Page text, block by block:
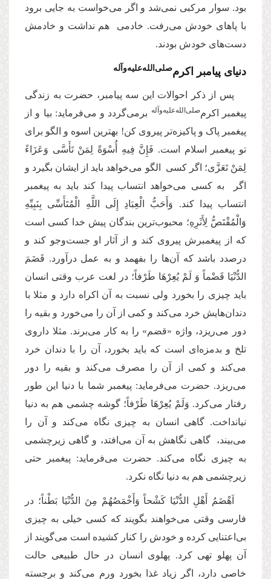
بود. سوار مرکبی نمی‌شد و اگر می‌خواست به جایی برود
با پاهای خودش می‌رفت. خادمی هم نداشت و خادمش
دست‌های خودش بودند.
دنیای پیامبر اکرم‌صلی‌الله‌علیه‌وآله
پس از ذکر احوالات این سه پیامبر، حضرت به زندگی
پیغمبر اکرم‌صلی‌الله‌علیه‌وآله برمی‌گردد و می‌فرماید: بیا و از
پیغمبر پاک و پاکیزه‌تر پیروی کن! بهترین اسوه و الگو برای
تو پیغمبر اسلام است. فَإِنَّ فِیهِ أُسْوَةً لِمَنْ تَأَسَّى وَعَزَاءً
لِمَنْ تَعَزَّى؛ اگر کسی الگو می‌خواهد باید از ایشان بگیرد و
اگر به کسی می‌خواهد انتساب پیدا کند باید به پیغمبر
انتساب پیدا کند. وَأَحَبُّ الْعِبَادِ إِلَى اللَّهِ الْمُتَأَسِّی بِنَبِیِّهِ
وَالْمُقْتَصُّ لِأَثَرِهِ؛ محبوب‌ترین بندگان پیش خدا کسی است
که از پیغمبرش پیروی کند و از آثار او جست‌وجو کند و
درصدد باشد که آن‌ها را بفهمد و به عمل درآورد. قَضَمَ
الدُّنْیَا قَضْماً وَ لَمْ یُعِرْهَا طَرْفاً؛ در لغت عرب وقتی انسان
باید چیزی را بخورد ولی نسبت به آن اکراه دارد و مثلا با
دندان‌هایش خرد می‌کند و کمی از آن را می‌خورد و بقیه را
دور می‌ریزد، واژه «قضم» را به کار می‌برند. مثلا داروی
تلخ و بدمزه‌ای است که باید بخورد، آن را با دندان خرد
می‌کند و کمی از آن را مصرف می‌کند و بقیه را دور
می‌ریزد. حضرت می‌فرماید: پیغمبر شما با دنیا این طور
رفتار می‌کرد. وَلَمْ یُعِرْهَا طَرْفاً؛ گوشه چشمی هم به دنیا
نیانداخت. گاهی انسان به چیزی نگاه می‌کند و آن را
می‌بیند، گاهی نگاهش به آن می‌افتد، و گاهی زیرچشمی
به چیزی نگاه می‌کند. حضرت می‌فرماید: پیغمبر حتی
زیرچشمی هم به دنیا نگاه نکرد.
اَهْضَمُ أَهْلِ الدُّنْیَا كَشْحاً وَأَخْمَصُهُمْ مِنَ الدُّنْیَا بَطْناً؛ در
فارسی وقتی می‌خواهند بگویند که کسی خیلی به چیزی
بی‌اعتنایی کرده و خودش را کنار کشیده است می‌گویند از
آن پهلو تهی کرد. پهلوی انسان در حال طبیعی حالت
خاصی دارد، اگر زیاد غذا بخورد ورم می‌کند و برجسته